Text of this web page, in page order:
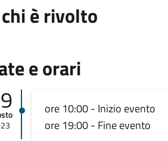
è rivolto
e orari
ore 10:00 - Inizio evento
ore 19:00 - Fine evento